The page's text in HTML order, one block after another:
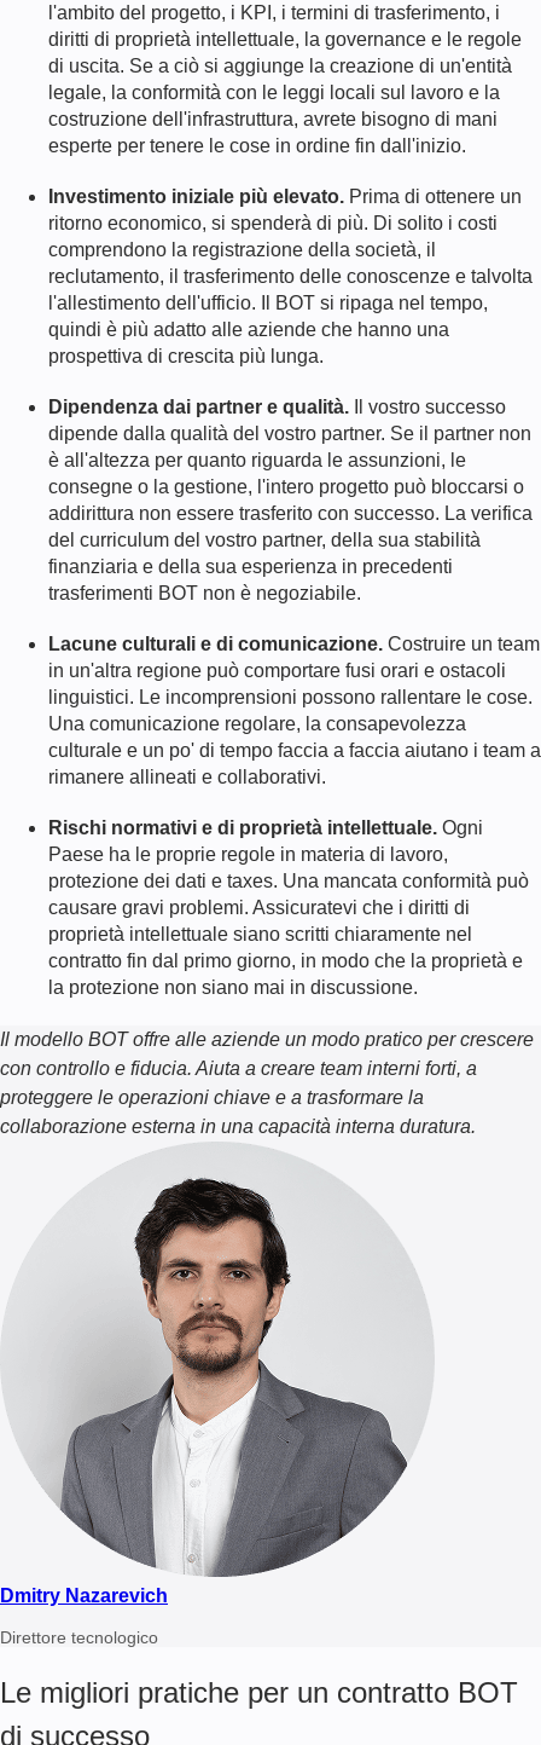
l'ambito del progetto, i KPI, i termini di trasferimento, i
diritti di proprietà intellettuale, la governance e le regole
di uscita. Se a ciò si aggiunge la creazione di un'entità
legale, la conformità con le leggi locali sul lavoro e la
costruzione dell'infrastruttura, avrete bisogno di mani
esperte per tenere le cose in ordine fin dall'inizio.
Investimento iniziale più elevato. Prima di ottenere un
ritorno economico, si spenderà di più. Di solito i costi
comprendono la registrazione della società, il
reclutamento, il trasferimento delle conoscenze e talvolta
l'allestimento dell'ufficio. Il BOT si ripaga nel tempo,
quindi è più adatto alle aziende che hanno una
prospettiva di crescita più lunga.
Dipendenza dai partner e qualità. Il vostro successo
dipende dalla qualità del vostro partner. Se il partner non
è all'altezza per quanto riguarda le assunzioni, le
consegne o la gestione, l'intero progetto può bloccarsi o
addirittura non essere trasferito con successo. La verifica
del curriculum del vostro partner, della sua stabilità
finanziaria e della sua esperienza in precedenti
trasferimenti BOT non è negoziabile.
Lacune culturali e di comunicazione. Costruire un team
in un'altra regione può comportare fusi orari e ostacoli
linguistici. Le incomprensioni possono rallentare le cose.
Una comunicazione regolare, la consapevolezza
culturale e un po' di tempo faccia a faccia aiutano i team a
rimanere allineati e collaborativi.
Rischi normativi e di proprietà intellettuale. Ogni
Paese ha le proprie regole in materia di lavoro,
protezione dei dati e taxes. Una mancata conformità può
causare gravi problemi. Assicuratevi che i diritti di
proprietà intellettuale siano scritti chiaramente nel
contratto fin dal primo giorno, in modo che la proprietà e
la protezione non siano mai in discussione.
Il modello BOT offre alle aziende un modo pratico per crescere
con controllo e fiducia. Aiuta a creare team interni forti, a
proteggere le operazioni chiave e a trasformare la
collaborazione esterna in una capacità interna duratura.
Dmitry Nazarevich
Direttore tecnologico
Le migliori pratiche per un contratto BOT
di successo